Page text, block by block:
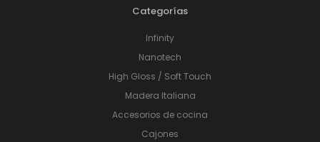
Categorías
Infinity
Nanotech
High Gloss / Soft Touch
Madera Italiana
Accesorios de cocina
Cajones